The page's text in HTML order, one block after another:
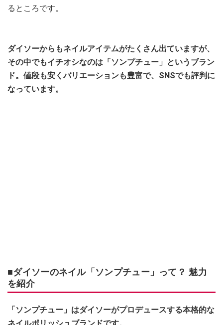
るところです。
ダイソーからもネイルアイテムがたくさん出ていますが、
その中でもイチオシなのは「ソンプチュー」というブラン
ド。値段も安くバリエーションも豊富で、SNSでも評判に
なっています。
■ダイソーのネイル「ソンプチュー」って？ 魅力
を紹介
「ソンプチュー」はダイソーがプロデュースする本格的な
ネイルポリッシュブランドです。